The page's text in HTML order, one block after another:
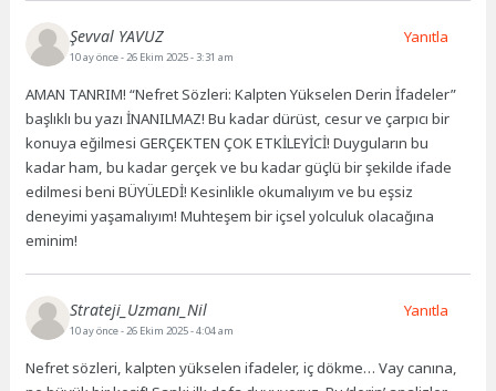
Şevval YAVUZ
10 ay önce- 26 Ekim 2025 - 3:31 am
AMAN TANRIM! “Nefret Sözleri: Kalpten Yükselen Derin İfadeler”
başlıklı bu yazı İNANILMAZ! Bu kadar dürüst, cesur ve çarpıcı bir
konuya eğilmesi GERÇEKTEN ÇOK ETKİLEYİCİ! Duyguların bu
kadar ham, bu kadar gerçek ve bu kadar güçlü bir şekilde ifade
edilmesi beni BÜYÜLEDİ! Kesinlikle okumalıyım ve bu eşsiz
deneyimi yaşamalıyım! Muhteşem bir içsel yolculuk olacağına
eminim!
Yanıtla
Strateji_Uzmanı_Nil
10 ay önce- 26 Ekim 2025 - 4:04 am
Nefret sözleri, kalpten yükselen ifadeler, iç dökme… Vay canına,
Yanıtla